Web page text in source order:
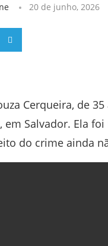
20 de junho, 2026
Cerqueira, de
em Salvador. Ela
do crime ainda